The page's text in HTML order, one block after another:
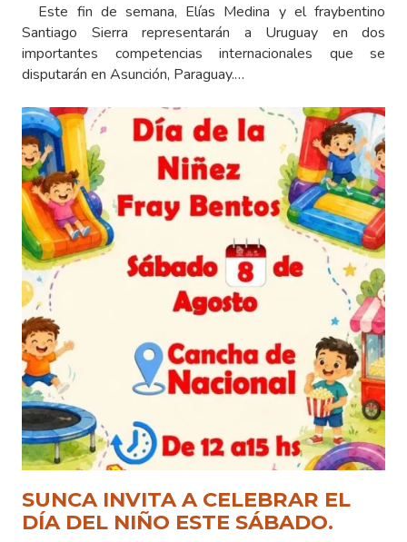
Este fin de semana, Elías Medina y el fraybentino
Santiago Sierra representarán a Uruguay en dos
importantes competencias internacionales que se
disputarán en Asunción, Paraguay.…
SUNCA INVITA A CELEBRAR EL
DÍA DEL NIÑO ESTE SÁBADO.